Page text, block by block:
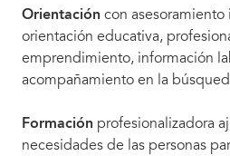
Orientación con
orientación educativa,
emprendimiento, información
acompañamiento en la
Formación profesionalizadora
necesidades de las personas